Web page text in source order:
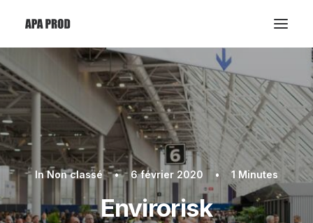
InNon classé • 6 février 2020 • 1 Minutes
Envirorisk